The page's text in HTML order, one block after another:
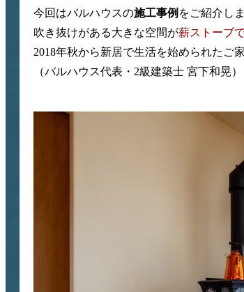
今回はバルハウスの施工事例 をご紹介しま
吹き抜けがある大きな空間が薪ストーブ
2018年秋から新居で生活を始められたご
（バルハウス代表・2級建築士 宮下和晃）